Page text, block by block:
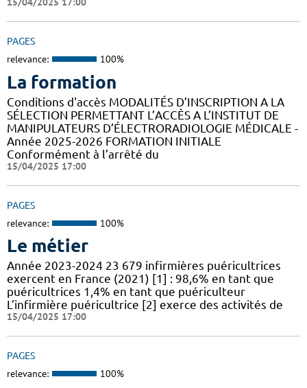
PAGES
relevance: 100%
La formation
Conditions d'accès MODALITÉS D’INSCRIPTION A LA
SÉLECTION PERMETTANT L’ACCÈS A L’INSTITUT DE
MANIPULATEURS D’ÉLECTRORADIOLOGIE MÉDICALE -
Année 2025-2026 FORMATION INITIALE
Conformément à l’arrêté du
15/04/2025 17:00
PAGES
relevance: 100%
Le métier
Année 2023-2024 23 679 infirmières puéricultrices
exercent en France (2021) [1] : 98,6% en tant que
puéricultrices 1,4% en tant que puériculteur
L’infirmière puéricultrice [2] exerce des activités de
15/04/2025 17:00
PAGES
relevance: 100%